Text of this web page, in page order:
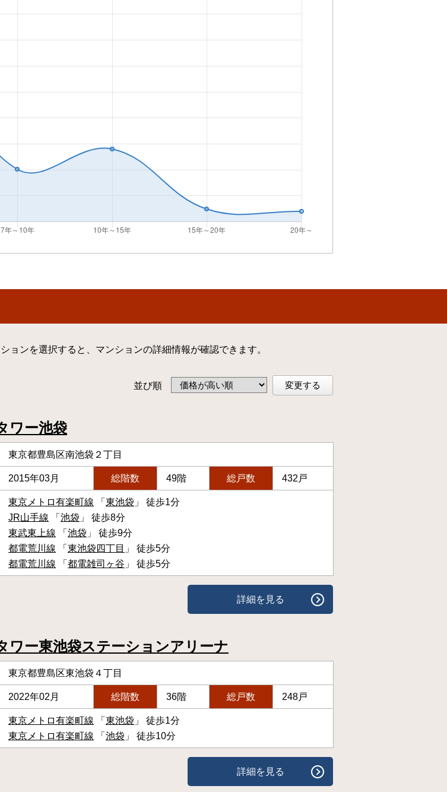
ョンを選択すると、マンションの詳細情報が確認できます。
並び順 変更する
ワー池袋
東京都豊島区南池袋２丁目
2015年03月 総階数 49階 総戸数 432戸
東京メトロ有楽町線 「 東池袋 」 徒歩1分
JR山手線 「 池袋 」 徒歩8分
東武東上線 「 池袋 」 徒歩9分
都電荒川線 「 東池袋四丁目 」 徒歩5分
都電荒川線 「 都電雑司ヶ谷 」 徒歩5分
詳細を見る
ワー東池袋ステーションアリーナ
東京都豊島区東池袋４丁目
2022年02月 総階数 36階 総戸数 248戸
東京メトロ有楽町線 「 東池袋 」 徒歩1分
東京メトロ有楽町線 「 池袋 」 徒歩10分
詳細を見る